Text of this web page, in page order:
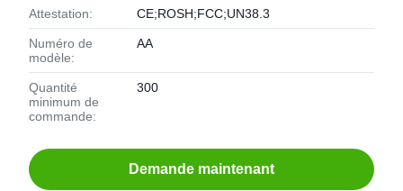
Attestation: CE;ROSH;FCC;UN38.3
Numéro de
modèle:
AA
Quantité
minimum de
commande:
300
Demande maintenant